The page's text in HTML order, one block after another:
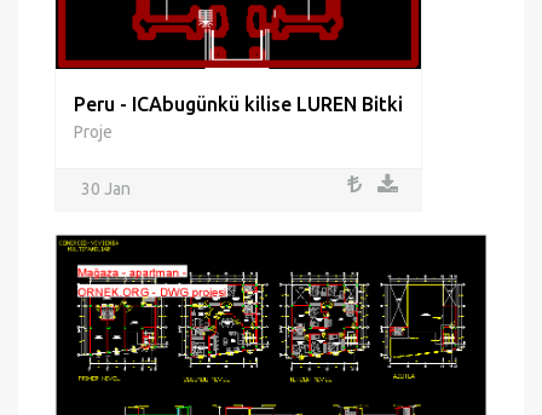
Peru - ICAbugünkü kilise LUREN Bitki
Proje
30 Jan